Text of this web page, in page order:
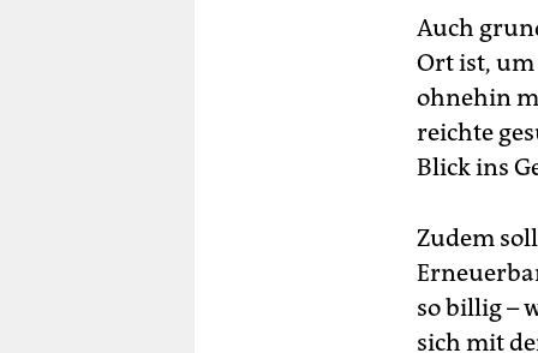
Auch
Ort ist, um
ohnehin
reichte
Blick ins
Zudem
so billig –
sich mit